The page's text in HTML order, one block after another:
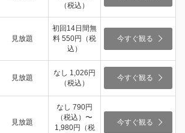
（税込）
見放題
初回14日間無
料 550円（税
込）
今すぐ観る
見放題
なし 1,026円
（税込）
今すぐ観る
見放題
なし 790円
（税込）〜
1,980円（税
今すぐ観る